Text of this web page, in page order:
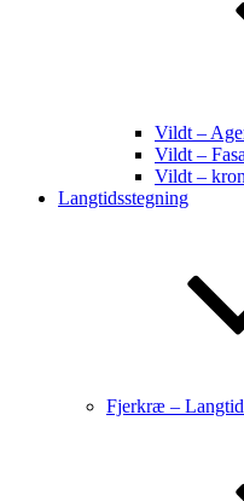
Vildt –
Vildt –
Vildt –
Langtidsstegning
Fjerkræ –